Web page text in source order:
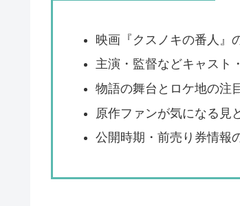
映画『クスノキの番人』
主演・監督などキャスト
物語の舞台とロケ地の注
原作ファンが気になる見
公開時期・前売り券情報